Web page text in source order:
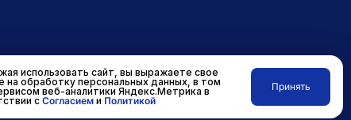
Разработано вRASA
использовать сайт, вы выражаете свое
на обработку персональных данных, в том
веб-аналитики Яндекс.Метрика в
сСогласиеми Политикой
Принять